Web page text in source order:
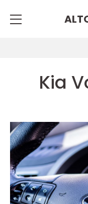
Kia